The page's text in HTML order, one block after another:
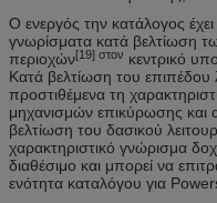
Ο ενεργός την κατάλογος
γνωρίσματα κατά βελτίωση
περιοχών[19] στον κεντρικό
Κατά βελτίωση του επιπέδου
προστιθέμενα τη
μηχανισμών επικύρωσης και
βελτίωση του δασικού
χαρακτηριστικό γνώρισμα
διαθέσιμο και μπορεί να
ενότητα καταλόγου για